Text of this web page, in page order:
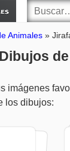
Animales »
Dibujos
imágenes
los dibujos: